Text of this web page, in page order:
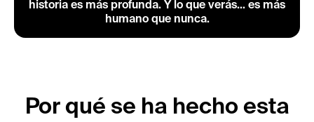
historia es más profunda. Y lo que verás... es más
humano que nunca.
Por qué se ha hecho esta